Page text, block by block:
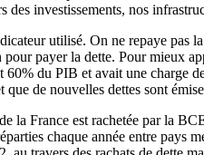
investissements, nos
utilisé. On ne repaye pas
payer la dette. Pour mieux
60% du PIB et avait une charge
de nouvelles dettes sont
la France est rachetée par la
chaque année entre pays